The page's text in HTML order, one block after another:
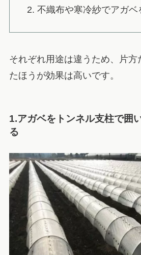
不織布や寒冷紗でアガベ
それぞれ用途は違うため、片方
たほうが効果は高いです。
1.アガベをトンネル支柱で囲
る